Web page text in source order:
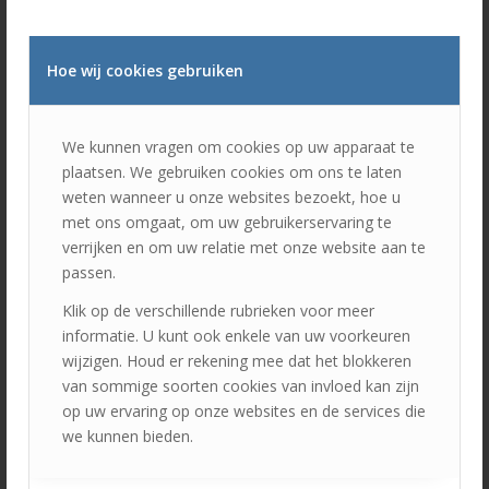
Hoe wij cookies gebruiken
We kunnen vragen om cookies op uw apparaat te
plaatsen. We gebruiken cookies om ons te laten
weten wanneer u onze websites bezoekt, hoe u
met ons omgaat, om uw gebruikerservaring te
verrijken en om uw relatie met onze website aan te
passen.
Klik op de verschillende rubrieken voor meer
informatie. U kunt ook enkele van uw voorkeuren
wijzigen. Houd er rekening mee dat het blokkeren
van sommige soorten cookies van invloed kan zijn
op uw ervaring op onze websites en de services die
we kunnen bieden.
aanvragen van rijbewijscategorie D zonder code 95 (zie
hieronder) moet u minimaal 24 jaar oud zijn. Om
rijbewijscategorie D met code 95 aan te vragen, moet u
minimaal 18 jaar oud zijn.
Met zowel rijbewijscategorie D1 als D mag u een
aanhanger achter de bus trekken met een ledig gewicht en
laadvermogen van 750 kg. Als een aanhanger zwaarder
dan 750 kg wilt trekken, dan heeft u hiervoor rijbewijs DE
of D1E nodig.
Code 95 is nodig voor beroepschauffeurs met
rijbewijscategorie C en D om aan te tonen dat de
benodigde vakkennis actueel is. Chauffeurs moeten
periodiek nascholing volgen om hun rijbewijs te houden.
Het halen van deze code moet elke 5 jaar worden